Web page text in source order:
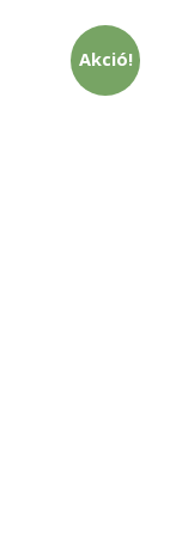
Akció!